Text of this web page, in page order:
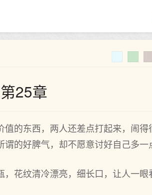
第25章
的东西，两人还差点打起来，闹
的好脾气，却不愿意讨好自己多一
花纹清冷漂亮，细长口，让人一